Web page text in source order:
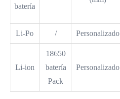
batería
Li-Po / Personalizado
Li-ion
18650
batería
Pack
Personalizado